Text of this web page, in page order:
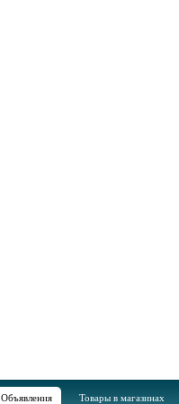
Объявления Товары в магазинах